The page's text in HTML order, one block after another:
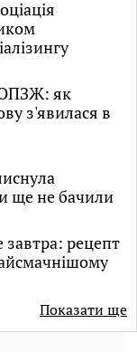
ОПЗЖ: як
з'явилася в
ще не бачили
завтра: рецепт
Показати ще